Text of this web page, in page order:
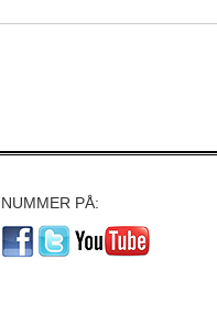
NUMMER PÅ: